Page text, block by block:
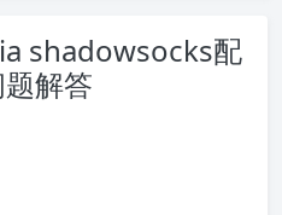
shadowsocks配
解答